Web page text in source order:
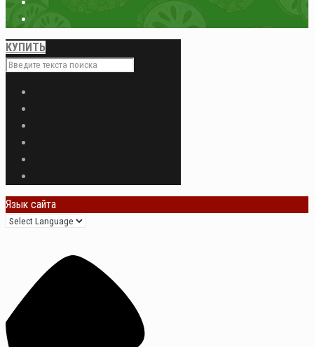
КУПИТЬ
Язык сайта